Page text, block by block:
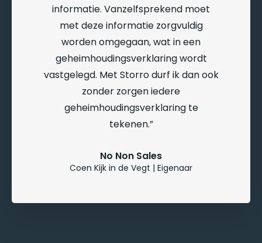
informatie. Vanzelfsprekend moet
met deze informatie zorgvuldig
worden omgegaan, wat in een
geheimhoudingsverklaring wordt
vastgelegd. Met Storro durf ik dan ook
zonder zorgen iedere
geheimhoudingsverklaring te
tekenen.
No Non Sales
Coen Kijk in de Vegt | Eigenaar